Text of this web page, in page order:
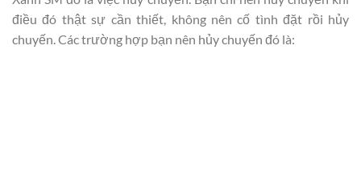
điều đó thật sự cần thiết, không nên cố tình đặt rồi hủy
chuyến. Các trường hợp bạn nên hủy chuyến đó là: